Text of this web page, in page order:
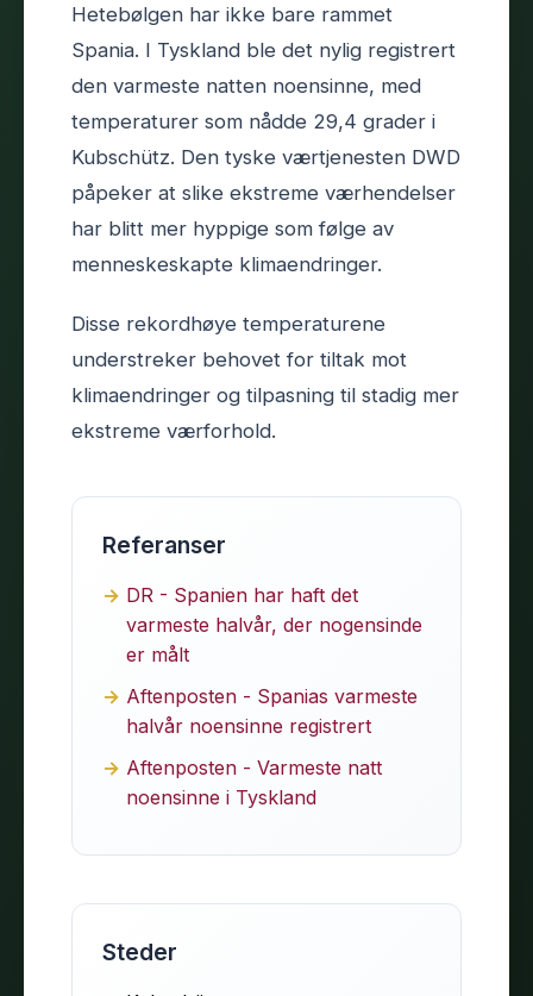
Hetebølgen har ikke bare rammet
Spania. I Tyskland ble det nylig registrert
den varmeste natten noensinne, med
temperaturer som nådde 29,4 grader i
Kubschütz. Den tyske værtjenesten DWD
påpeker at slike ekstreme værhendelser
har blitt mer hyppige som følge av
menneskeskapte klimaendringer.
Disse rekordhøye temperaturene
understreker behovet for tiltak mot
klimaendringer og tilpasning til stadig mer
ekstreme værforhold.
Referanser
DR - Spanien har haft det
varmeste halvår, der nogensinde
er målt
Aftenposten - Spanias varmeste
halvår noensinne registrert
Aftenposten - Varmeste natt
noensinne i Tyskland
Steder